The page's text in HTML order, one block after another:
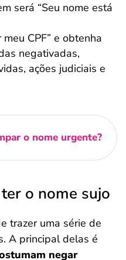
será “Seu nome está
CPF” e obtenha
negativadas,
ações judiciais e
o nome urgente?
o nome sujo
trazer uma série de
A principal delas é
negar